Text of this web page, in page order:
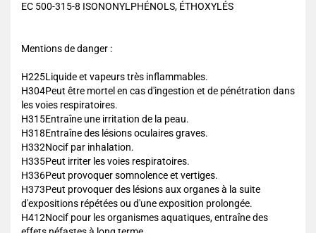
EC 500-315-8 ISONONYLPHÉNOLS, ÉTHOXYLÉS
Mentions de danger :
H225Liquide et vapeurs très inflammables.
H304Peut être mortel en cas d'ingestion et de pénétration dans
les voies respiratoires.
H315Entraîne une irritation de la peau.
H318Entraîne des lésions oculaires graves.
H332Nocif par inhalation.
H335Peut irriter les voies respiratoires.
H336Peut provoquer somnolence et vertiges.
H373Peut provoquer des lésions aux organes à la suite
d'expositions répétées ou d'une exposition prolongée.
H412Nocif pour les organismes aquatiques, entraîne des